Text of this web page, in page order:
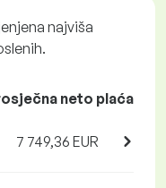
najviša
neto plaća
7 749,36 EUR